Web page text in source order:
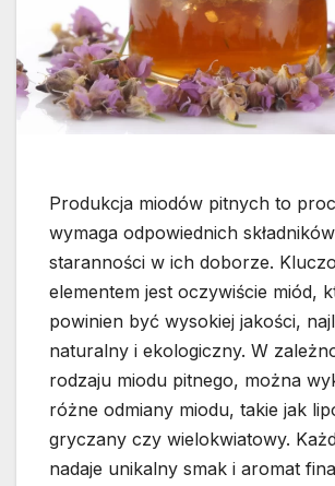
Produkcja miodów pitnych to
wymaga odpowiednich
staranności w ich doborze.
elementem jest oczywiście miód,
powinien być wysokiej jakości,
naturalny i ekologiczny. W
rodzaju miodu pitnego, można
różne odmiany miodu, takie jak
gryczany czy wielokwiatowy.
nadaje unikalny smak i aromat